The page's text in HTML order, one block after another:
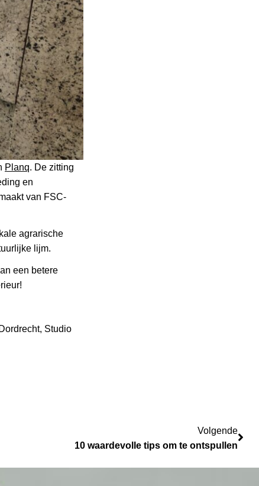
Planq. De zitting
en
van FSC-
agrarische
lijm.
een betere
Studio
Volgende
10 waardevolle tips om te ontspullen